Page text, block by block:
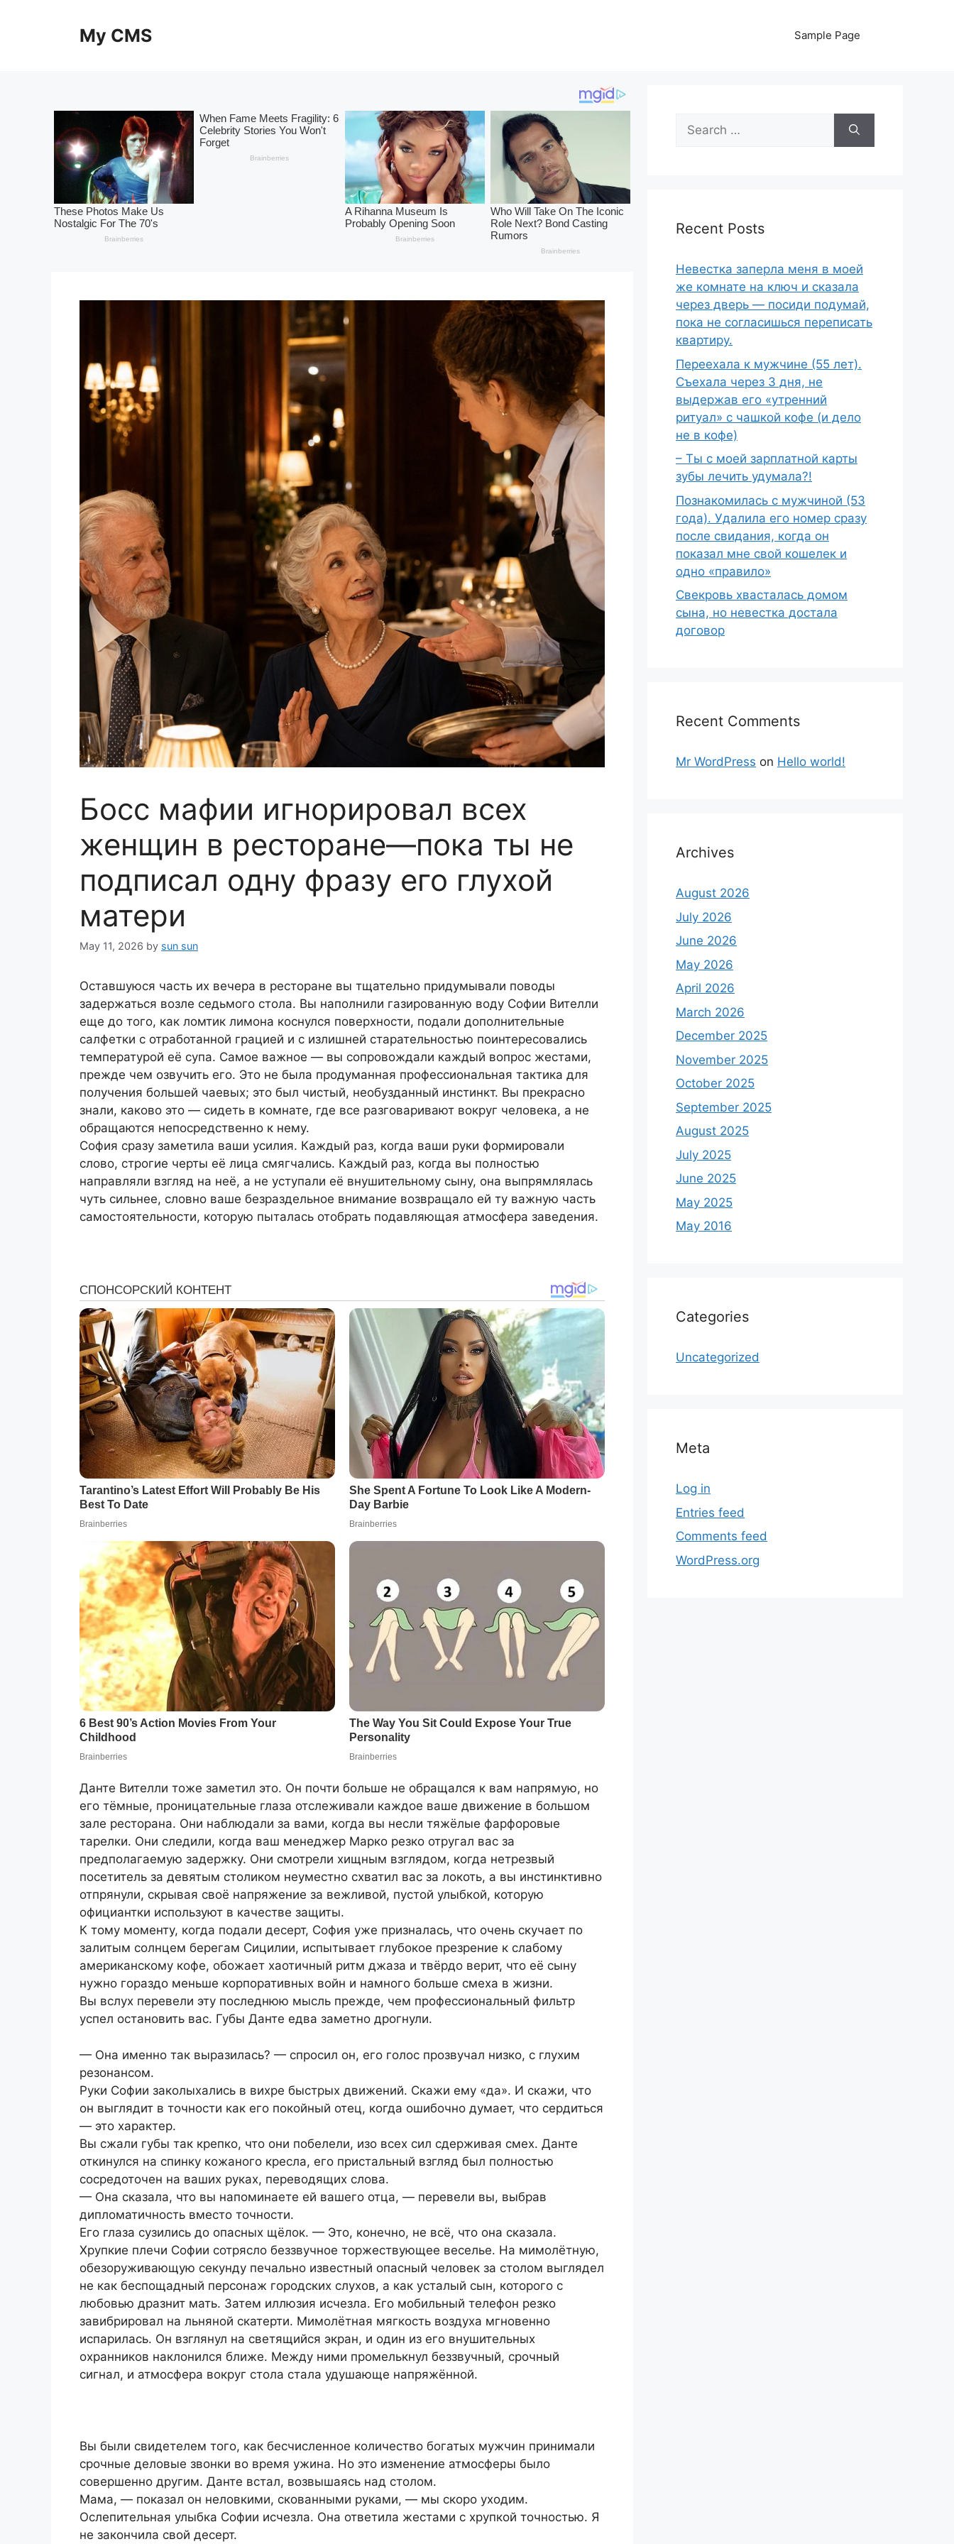
My CMS Sample Page
Босс мафии игнорировал всех
женщин в ресторане—пока ты не
подписал одну фразу его глухой
матери
May 11, 2026 by sun sun
Оставшуюся часть их вечера в ресторане вы тщательно придумывали поводы
задержаться возле седьмого стола. Вы наполнили газированную воду Софии Вителли
еще до того, как ломтик лимона коснулся поверхности, подали дополнительные
салфетки с отработанной грацией и с излишней старательностью поинтересовались
температурой её супа. Самое важное — вы сопровождали каждый вопрос жестами,
прежде чем озвучить его. Это не была продуманная профессиональная тактика для
получения большей чаевых; это был чистый, необузданный инстинкт. Вы прекрасно
знали, каково это — сидеть в комнате, где все разговаривают вокруг человека, а не
обращаются непосредственно к нему.
София сразу заметила ваши усилия. Каждый раз, когда ваши руки формировали
слово, строгие черты её лица смягчались. Каждый раз, когда вы полностью
направляли взгляд на неё, а не уступали её внушительному сыну, она выпрямлялась
чуть сильнее, словно ваше безраздельное внимание возвращало ей ту важную часть
самостоятельности, которую пыталась отобрать подавляющая атмосфера заведения.
Данте Вителли тоже заметил это. Он почти больше не обращался к вам напрямую, но
его тёмные, проницательные глаза отслеживали каждое ваше движение в большом
зале ресторана. Они наблюдали за вами, когда вы несли тяжёлые фарфоровые
тарелки. Они следили, когда ваш менеджер Марко резко отругал вас за
предполагаемую задержку. Они смотрели хищным взглядом, когда нетрезвый
посетитель за девятым столиком неуместно схватил вас за локоть, а вы инстинктивно
отпрянули, скрывая своё напряжение за вежливой, пустой улыбкой, которую
официантки используют в качестве защиты.
К тому моменту, когда подали десерт, София уже призналась, что очень скучает по
залитым солнцем берегам Сицилии, испытывает глубокое презрение к слабому
американскому кофе, обожает хаотичный ритм джаза и твёрдо верит, что её сыну
нужно гораздо меньше корпоративных войн и намного больше смеха в жизни.
Вы вслух перевели эту последнюю мысль прежде, чем профессиональный фильтр
успел остановить вас. Губы Данте едва заметно дрогнули.
— Она именно так выразилась? — спросил он, его голос прозвучал низко, с глухим
резонансом.
Руки Софии заколыхались в вихре быстрых движений. Скажи ему «да». И скажи, что
он выглядит в точности как его покойный отец, когда ошибочно думает, что сердиться
— это характер.
Вы сжали губы так крепко, что они побелели, изо всех сил сдерживая смех. Данте
откинулся на спинку кожаного кресла, его пристальный взгляд был полностью
сосредоточен на ваших руках, переводящих слова.
— Она сказала, что вы напоминаете ей вашего отца, — перевели вы, выбрав
дипломатичность вместо точности.
Его глаза сузились до опасных щёлок. — Это, конечно, не всё, что она сказала.
Хрупкие плечи Софии сотрясло беззвучное торжествующее веселье. На мимолётную,
обезоруживающую секунду печально известный опасный человек за столом выглядел
не как беспощадный персонаж городских слухов, а как усталый сын, которого с
любовью дразнит мать. Затем иллюзия исчезла. Его мобильный телефон резко
завибрировал на льняной скатерти. Мимолётная мягкость воздуха мгновенно
испарилась. Он взглянул на светящийся экран, и один из его внушительных
охранников наклонился ближе. Между ними промелькнул беззвучный, срочный
сигнал, и атмосфера вокруг стола стала удушающе напряжённой.
Вы были свидетелем того, как бесчисленное количество богатых мужчин принимали
срочные деловые звонки во время ужина. Но это изменение атмосферы было
совершенно другим. Данте встал, возвышаясь над столом.
Мама, — показал он неловкими, скованными руками, — мы скоро уходим.
Ослепительная улыбка Софии исчезла. Она ответила жестами с хрупкой точностью. Я
не закончила свой десерт.
Search
for:
Recent Posts
Невестка заперла меня в моей
же комнате на ключ и сказала
через дверь — посиди подумай,
пока не согласишься переписать
квартиру.
Переехала к мужчине (55 лет).
Съехала через 3 дня, не
выдержав его «утренний
ритуал» с чашкой кофе (и дело
не в кофе)
– Ты с моей зарплатной карты
зубы лечить удумала?!
Познакомилась с мужчиной (53
года). Удалила его номер сразу
после свидания, когда он
показал мне свой кошелек и
одно «правило»
Свекровь хвасталась домом
сына, но невестка достала
договор
Recent Comments
Mr WordPress on Hello world!
Archives
August 2026
July 2026
June 2026
May 2026
April 2026
March 2026
December 2025
November 2025
October 2025
September 2025
August 2025
July 2025
June 2025
May 2025
May 2016
Categories
Uncategorized
Meta
Log in
Entries feed
Comments feed
WordPress.org